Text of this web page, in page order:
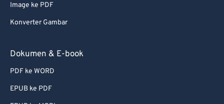
Image ke PDF
Konverter Gambar
Dokumen & E-book
PDF ke WORD
EPUB ke PDF